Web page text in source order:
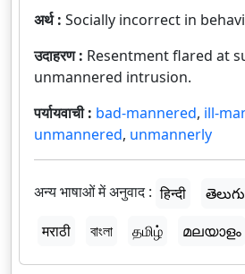
अर्थ : Socially incorrect in
उदाहरण : Resentment flared at
unmannered intrusion.
पर्यायवाची : bad-mannered, ill-
unmannered, unmannerly
अन्य भाषाओं में अनुवाद : हिन्दी తెలుగు
मराठी
বাংলা தமிழ் മലയാളം